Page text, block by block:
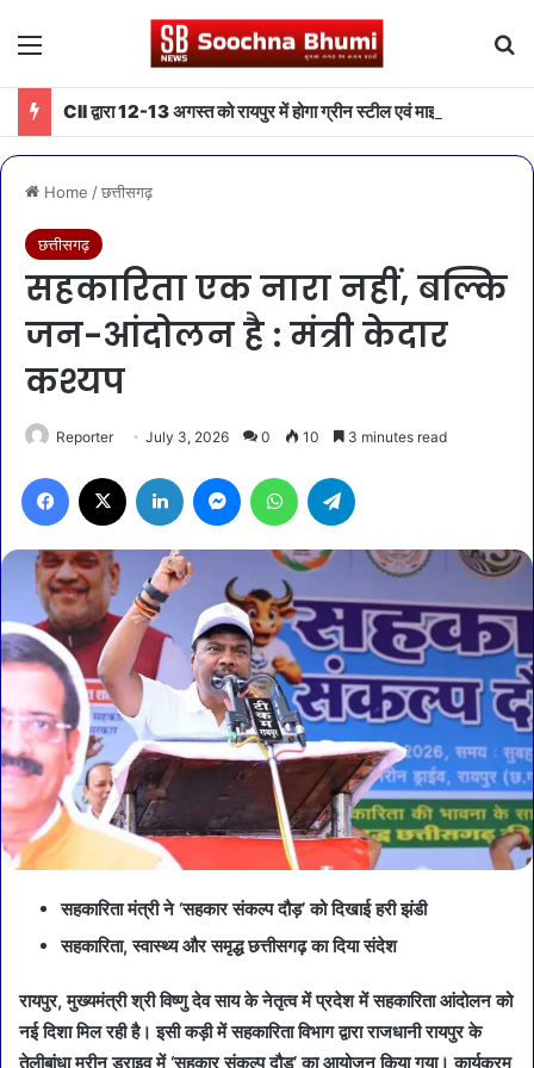
Menu
Home /छत्तीसगढ़
छत्तीसगढ़
सहकारिता एक नारा नहीं, बल्कि
जन-आंदोलन है : मंत्री केदार
कश्यप
Reporter July 3, 2026 0 10 3 minutes read
Facebook LinkedIn MessengerWhatsApp
सहकारिता मंत्री ने ‘सहकार संकल्प दौड़’ को दिखाई हरी झंडी
सहकारिता, स्वास्थ्य और समृद्ध छत्तीसगढ़ का दिया संदेश
रायपुर, मुख्यमंत्री श्री विष्णु देव साय के नेतृत्व में प्रदेश में सहकारिता आंदोलन को
नई दिशा मिल रही है। इसी कड़ी में सहकारिता विभाग द्वारा राजधानी रायपुर के
तेलीबांधा मरीन ड्राइव में ‘सहकार संकल्प दौड़’ का आयोजन किया गया। कार्यक्रम